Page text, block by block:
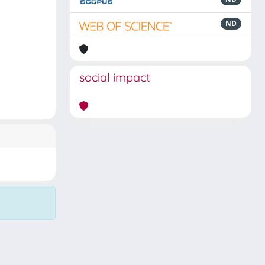
ND
social impact